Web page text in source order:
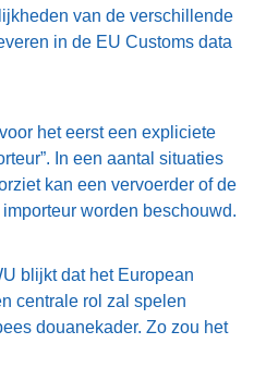
van de verschillende
in de EU Customs data
het eerst een expliciete
In een aantal situaties
kan een vervoerder of de
worden beschouwd.
blijkt dat het European
centrale rol zal spelen
douanekader. Zo zou het